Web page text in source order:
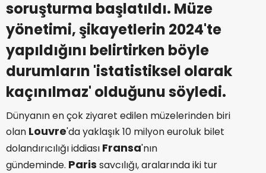
soruşturma başlatıldı. Müze
yönetimi, şikayetlerin 2024'te
yapıldığını belirtirken böyle
durumların 'istatistiksel olarak
kaçınılmaz' olduğunu söyledi.
Dünyanın en çok ziyaret edilen müzelerinden biri
olan Louvre'da yaklaşık 10 milyon euroluk bilet
dolandırıcılığı iddiası Fransa'nın
gündeminde. Paris savcılığı, aralarında iki tur